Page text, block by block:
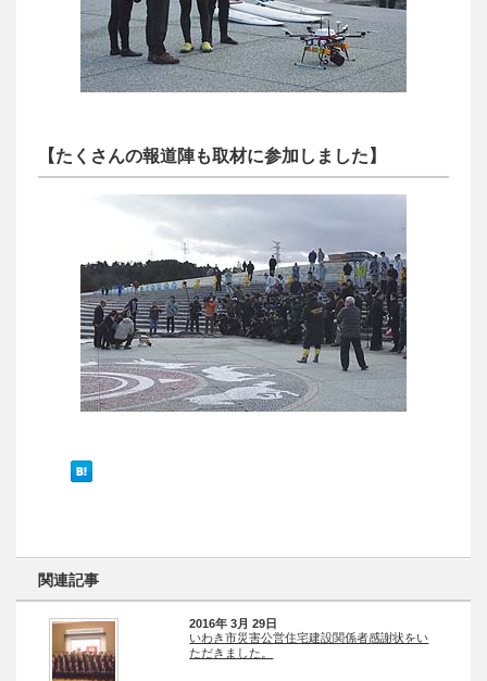
【たくさんの報道陣も取材に参加しました】
関連記事
2016年 3月 29日
いわき市災害公営住宅建設関係者感謝状をい
ただきました。